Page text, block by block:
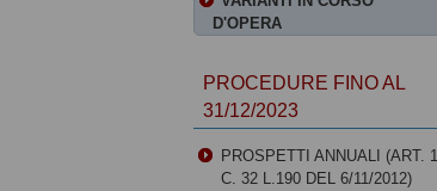
D'OPERA
PROCEDURE FINO AL
31/12/2023
PROSPETTI ANNUALI (ART. 1
C. 32 L.190 DEL 6/11/2012)